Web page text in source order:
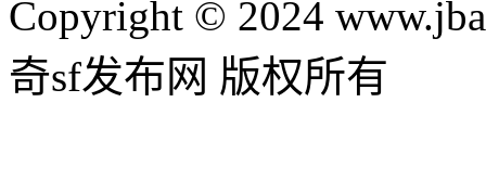
Copyright © 2024
奇sf发布网 版权所有